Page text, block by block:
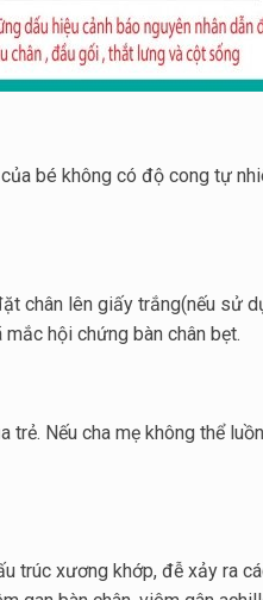
bé không có độ cong tự
chân lên giấy trắng(nếu sử
hội chứng bàn chân bẹt.
Nếu cha mẹ không thể
trúc xương khớp, đễ xảy ra